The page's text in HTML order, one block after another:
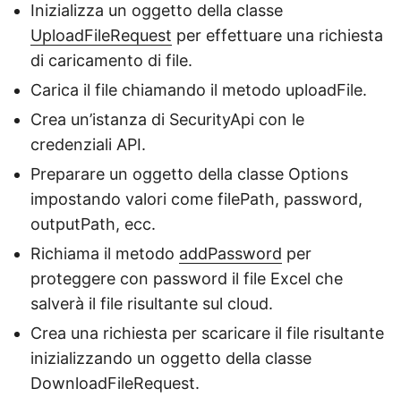
Inizializza un oggetto della classe
UploadFileRequest per effettuare una richiesta
di caricamento di file.
Carica il file chiamando il metodo uploadFile.
Crea un’istanza di SecurityApi con le
credenziali API.
Preparare un oggetto della classe Options
impostando valori come filePath, password,
outputPath, ecc.
Richiama il metodo addPassword per
proteggere con password il file Excel che
salverà il file risultante sul cloud.
Crea una richiesta per scaricare il file risultante
inizializzando un oggetto della classe
DownloadFileRequest.